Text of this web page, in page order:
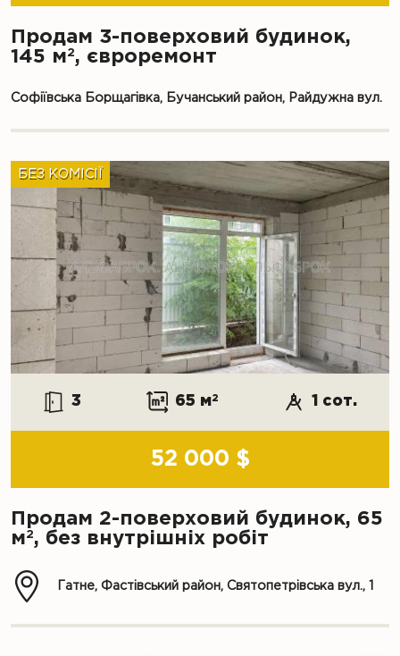
Продам 3-поверховий будинок,
145 м2, євроремонт
Софіївська Борщагівка, Бучанський район, Райдужна вул.
БЕЗ КОМІСІЇ
3 65 м2 1 сот.
52 000 $
Продам 2-поверховий будинок, 65
м2, без внутрішніх робіт
Гатне, Фастівський район, Святопетрівська вул., 1